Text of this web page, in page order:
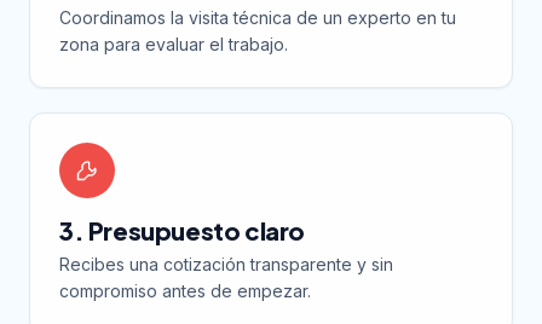
Coordinamos la visita técnica de un experto en tu
zona para evaluar el trabajo.
3. Presupuesto claro
Recibes una cotización transparente y sin
compromiso antes de empezar.